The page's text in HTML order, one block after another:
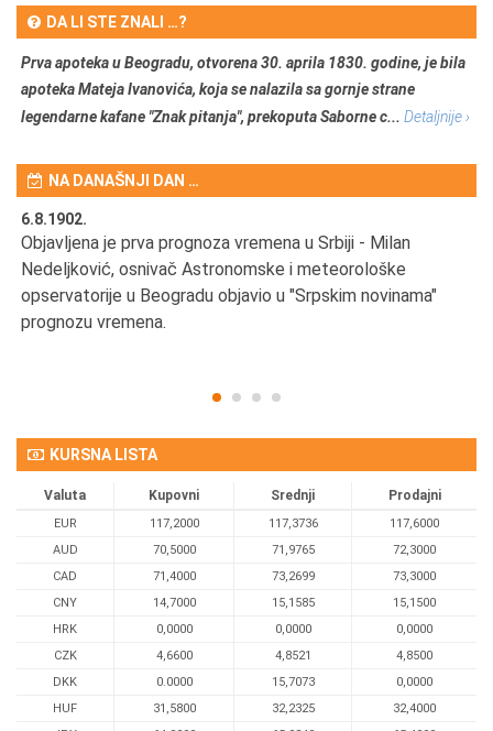
DA LI STE ZNALI …?
Prva apoteka u Beogradu, otvorena 30. aprila 1830. godine, je bila
apoteka Mateja Ivanovića, koja se nalazila sa gornje strane
legendarne kafane "Znak pitanja", prekoputa Saborne c... Detaljnije ›
NA DANAŠNJI DAN …
6.8.1902.
Objavljena je prva prognoza vremena u Srbiji - Milan
Nedeljković, osnivač Astronomske i meteorološke
opservatorije u Beogradu objavio u "Srpskim novinama"
prognozu vremena.
KURSNA LISTA
Valuta Kupovni Srednji Prodajni
EUR 117,2000 117,3736
117,6000
AUD
70,5000 71,9765
72,3000
CAD
71,4000 73,2699
73,3000
CNY
14,7000 15,1585
15,1500
HRK
0,0000 0,0000
0,0000
CZK
4,6600 4,8521
4,8500
DKK
0.0000 15,7073
0,0000
HUF
31,5800 32,2325
32,4000